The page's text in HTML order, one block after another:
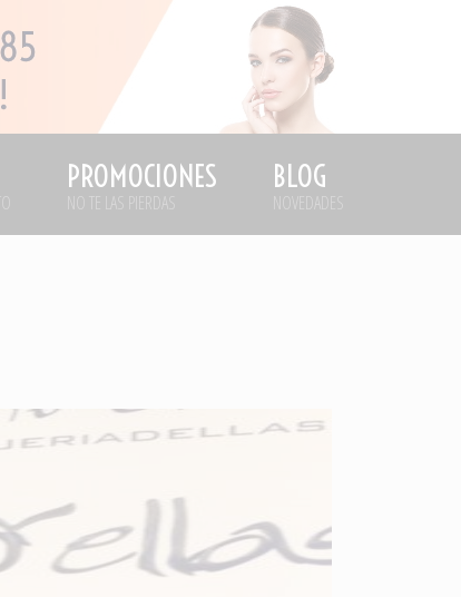
PROMOCIONES
NO TE LAS PIERDAS
BLOG
NOVEDADES